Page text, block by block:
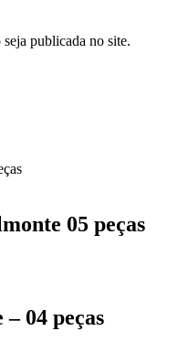
publicada no site.
05 peças
04 peças